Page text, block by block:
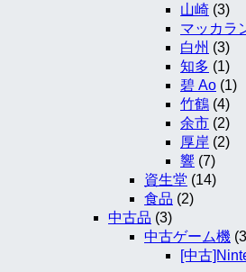
山崎 (3)
マッカラ
白州 (3)
知多 (1)
碧 Ao (1)
竹鶴 (4)
余市 (2)
厚岸 (2)
響 (7)
資生堂 (14)
食品 (2)
中古品 (3)
中古ゲーム機
[中古